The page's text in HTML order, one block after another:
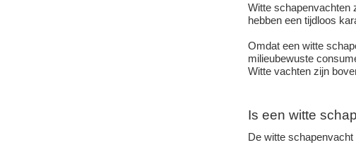
Witte schapenvachten
hebben een tijdloos
Omdat een witte
milieubewuste
Witte vachten zijn
Is een witte
De witte